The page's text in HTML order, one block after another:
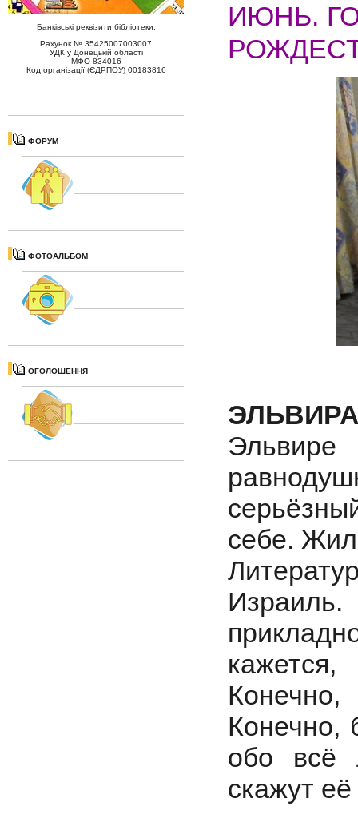
Банківські реквізити бібліотеки:
Рахунок № 35425007003007
УДК у Донецькій області
МФО 834016
Код організації (ЄДРПОУ) 00183816
ФОРУМ
ФОТОАЛЬБОМ
ОГОЛОШЕННЯ
ИЮНЬ.
себе.
обо всё
скажут её